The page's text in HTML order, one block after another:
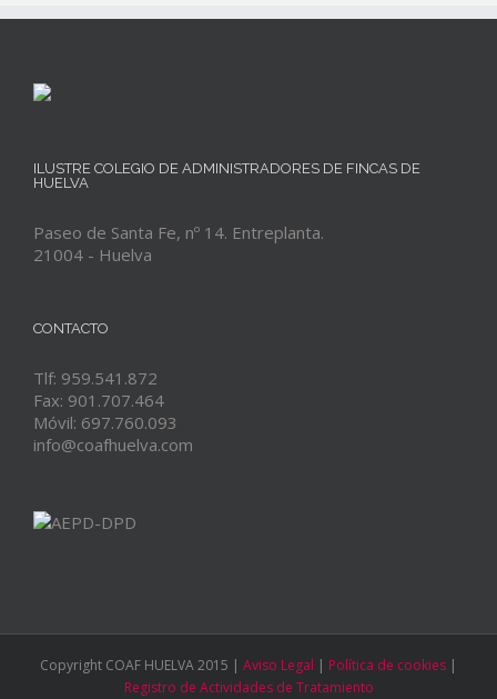
ILUSTRE COLEGIO DE ADMINISTRADORES DE FINCAS DE
HUELVA
Paseo de Santa Fe, nº 14. Entreplanta.
21004 - Huelva
CONTACTO
Tlf: 959.541.872
Fax: 901.707.464
Móvil: 697.760.093
info@coafhuelva.com
Copyright COAF HUELVA 2015 | Aviso Legal | Política de cookies |
Registro de Actividades de Tratamiento